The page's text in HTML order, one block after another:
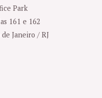
Park
161 e 162
Janeiro / RJ